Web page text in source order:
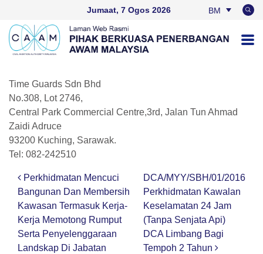
Jumaat, 7 Ogos 2026
BM
Time Guards Sdn Bhd
No.308, Lot 2746,
Central Park Commercial Centre,3rd, Jalan Tun Ahmad
Zaidi Adruce
93200 Kuching, Sarawak.
Tel: 082-242510
Post navigation
Perkhidmatan Mencuci
Bangunan Dan Membersih
Kawasan Termasuk Kerja-
Kerja Memotong Rumput
Serta Penyelenggaraan
Landskap Di Jabatan
DCA/MYY/SBH/01/2016
Perkhidmatan Kawalan
Keselamatan 24 Jam
(Tanpa Senjata Api)
DCA Limbang Bagi
Tempoh 2 Tahun